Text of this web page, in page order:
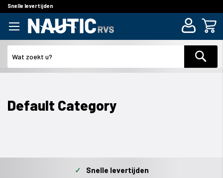
Snelle levertijden
Zoek
Default Category
✓ Snelle levertijden